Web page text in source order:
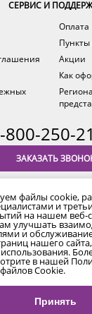
СЕРВИС И
Оплата
Пункты
Акции
Как
800-250-
ЗАКАЗАТЬ
время по Уфе
права защищены.
законом об
Продвижение сайта
файлы cookie,
и
на нашем веб-
улучшать
и
нашего
использования.
в нашей
Cookie.
Принять